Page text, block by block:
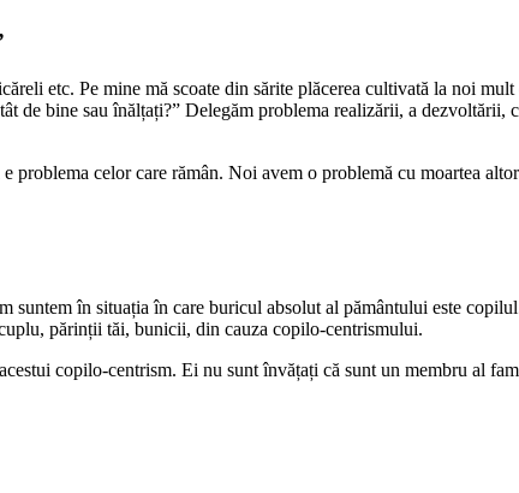
etc. Pe mine mă scoate din sărite plăcerea cultivată la noi
de bine sau înălțați?” Delegăm problema realizării, a
celor care rămân. Noi avem o problemă cu moartea
în situația în care buricul absolut al pământului este
părinții tăi, bunicii, din cauza copilo-centrismului.
copilo-centrism. Ei nu sunt învățați că sunt un membru al